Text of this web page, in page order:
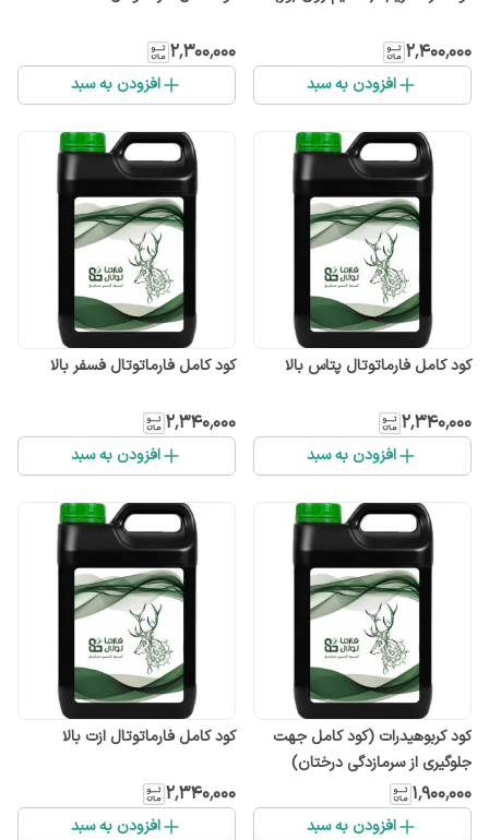
۲٬۴۰۰٬۰۰۰
افزودن به سبد
۲٬۳۰۰٬۰۰۰
افزودن به سبد
کود کامل فارماتوتال پتاس بالا
۲٬۳۴۰٬۰۰۰
افزودن به سبد
کود کامل فارماتوتال فسفر بالا
۲٬۳۴۰٬۰۰۰
افزودن به سبد
کود کربوهیدرات (کود کامل جهت
جلوگیری از سرمازدگی درختان)
۱٬۹۰۰٬۰۰۰
افزودن به سبد
کود کامل فارماتوتال ازت بالا
۲٬۳۴۰٬۰۰۰
افزودن به سبد